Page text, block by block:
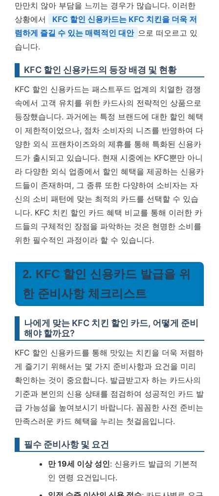
만만치 않아 부담을 느끼는 경우가 많습니다. 이러한
상황에서
KFC 할인 신용카드는 KFC 치킨을 더욱 저
렴하게 즐길 수 있는 매력적인 대안 으로 떠오르고 있
습니다.
KFC 할인 신용카드의 등장 배경 및 현황
KFC 할인 신용카드는 패스트푸드 업계의 치열한 경쟁
속에서 고객 유치를 위한 카드사의 전략적인 상품으로
등장했습니다. 과거에는 특정 브랜드에 대한 할인 혜택
이 제한적이었으나, 점차 소비자의 니즈를 반영하여 다
양한 외식 프랜차이즈와의 제휴를 통해 특화된 신용카
드가 출시되고 있습니다. 현재 시중에는 KFC뿐만 아니
라 다양한 외식 업종에서 할인 혜택을 제공하는 신용카
드들이 존재하며, 그 종류 또한 다양하여 소비자는 자
신의 소비 패턴에 맞는 최적의 카드를 선택할 수 있습
니다. KFC 치킨 할인 카드 혜택 비교를 통해 이러한 카
드들의 구체적인 장점을 파악하는 것은 현명한 소비를
위한 필수적인 과정이라 할 수 있습니다.
2. KFC 할인 신용카드 발급을 위
한 준비사항 체크리스트
나에게 맞는 KFC 치킨 할인 카드, 어떻게 준비
해야 할까요?
KFC 할인 신용카드를 통해 맛있는 치킨을 더욱 저렴하
게 즐기기 위해서는 몇 가지 준비사항과 요건을 미리
확인하는 것이 중요합니다. 발급받고자 하는 카드사의
기준과 본인의 신용 상태를 점검하여 성공적인 카드 발
급 가능성을 높여보시기 바랍니다. 꼼꼼한 사전 준비는
만족스러운 카드 혜택을 누리는 첫걸음입니다.
필수 준비사항 및 요건
만 19세 이상 성인: 신용카드 발급의 기본적
인 연령 요건입니다.